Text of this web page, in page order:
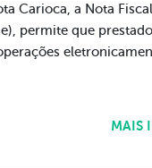
Carioca, a Nota
permite que
MAIS